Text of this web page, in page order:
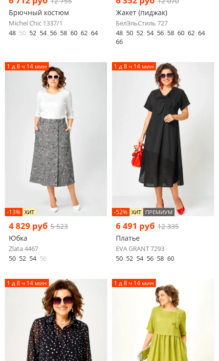
Брючный костюм
Michel Chic 1337/1
48 50 52 54 56 58 60 62 64
Жакет (пиджак)
БелЭльСтиль 727
48 50 52 54 56 58 60 62 64
66
1 д 8 ч 14 мин
-13% ХИТ
4 829 руб 5 523
Юбка
Zlata 4467
50 52 54 56
1 д 8 ч 14 мин
-52% ХИТ ПРЕМИУМ
6 491 руб 12 335
Платье
EVA GRANT 7293
50 52 54 56 58 60
1 д 8 ч 14 мин 1 д 8 ч 14 мин